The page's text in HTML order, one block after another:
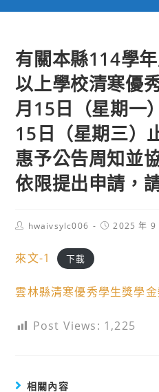
有關本縣114學
以上學校清寒優
月15日（星期一
15日（星期三）
惠予公告周知並
依限提出申請，
Posthwaivsylc006
Post2025 年 9
來文-1 下載
雲林縣清寒優秀學生獎學
Post Views: 1,225
相關內容